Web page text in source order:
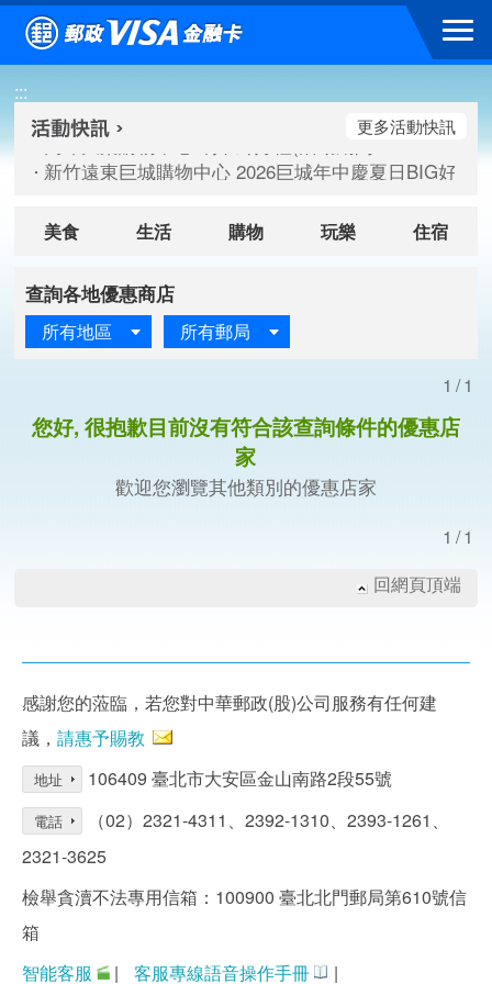
跳到主要內容區塊
:::
高雄大樂購物中心 刷卡郵好禮(活動期間：115/08/07-
臺北三創生活 有點東西第2波 刷卡郵好禮(活動期間：
高雄大樂購物中心 刷卡郵好禮(活動期間：115/08/07-
新竹遠東巨城購物中心 2026巨城年中慶夏日BIG好刷(
更多活動快訊
美食 生活 購物 玩樂 住宿
查詢各地優惠商店
所有地區 所有郵局
1/1
您好, 很抱歉目前沒有符合該查詢條件的優惠店
家
歡迎您瀏覽其他類別的優惠店家
1/1
回網頁頂端
感謝您的蒞臨，若您對中華郵政(股)公司服務有任何建
議， 請惠予賜教
地址 106409 臺北市大安區金山南路2段55號
電話
（02）2321-4311、2392-1310、2393-1261、
2321-3625
檢舉貪瀆不法專用信箱：100900 臺北北門郵局第610號信
箱
智能客服
| 客服專線語音操作手冊 |